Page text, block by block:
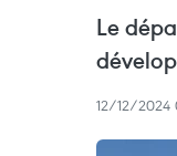
Le
12/12/2024